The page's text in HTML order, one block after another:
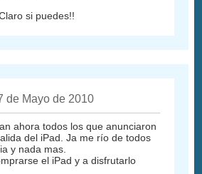
si puedes!!
de Mayo de 2010
ahora todos los que anunciaron
del iPad. Ja me río de todos
y nada mas.
el iPad y a disfrutarlo